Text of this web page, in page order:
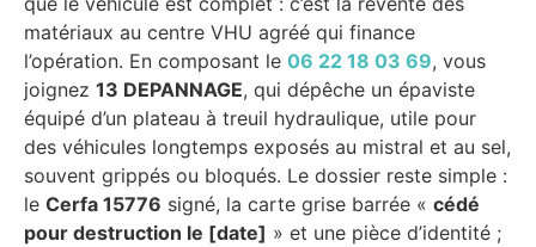
matériaux au centre VHU agréé qui finance
l’opération. En composant le 06 22 18 03 69, vous
joignez 13 DEPANNAGE, qui dépêche un épaviste
équipé d’un plateau à treuil hydraulique, utile pour
des véhicules longtemps exposés au mistral et au sel,
souvent grippés ou bloqués. Le dossier reste simple :
le Cerfa 15776 signé, la carte grise barrée « cédé
pour destruction le [date] » et une pièce d’identité ;